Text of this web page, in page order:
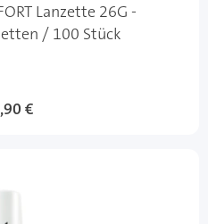
Lanzette 26G -
/ 100 Stück
€